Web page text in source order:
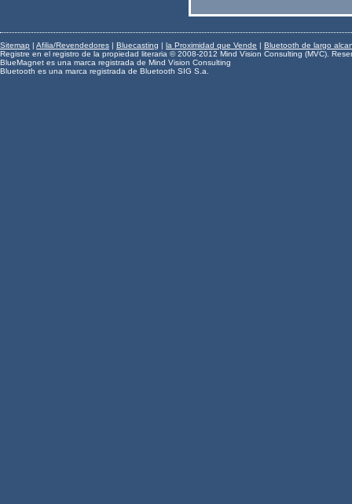
Sitemap | Afilia/Revendedores | Bluecasting | la Proximidad que Vende | Bluetooth de largo
Registre en el registro de la propiedad literaria © 2008-2012 Mind Vision Consulting (MVC).
BlueMagnet es una marca registrada de Mind Vision Consulting
Bluetooth es una marca registrada de Bluetooth SIG S.a.